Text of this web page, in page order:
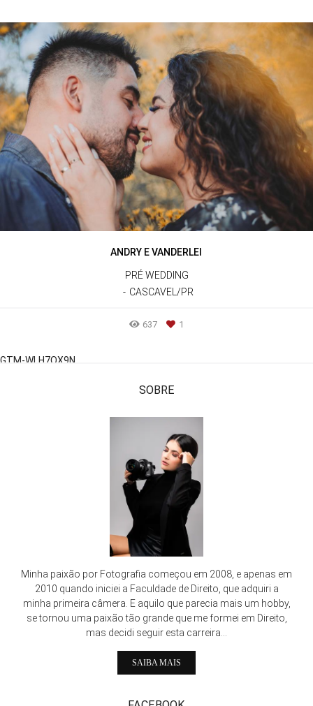
ANDRY E VANDERLEI
PRÉ WEDDING
CASCAVEL/PR
637 1
SOBRE
Minha paixão por Fotografia começou em 2008, e apenas em
2010 quando iniciei a Faculdade de Direito, que adquiri a
minha primeira câmera. E aquilo que parecia mais um hobby,
se tornou uma paixão tão grande que me formei em Direito,
mas decidi seguir esta carreira...
SAIBA MAIS
GTM-WLH7QX9N